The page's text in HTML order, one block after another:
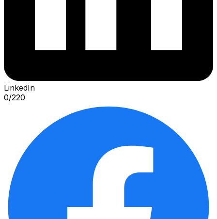
LinkedIn
0/220